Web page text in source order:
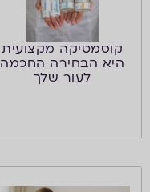
קוסמטיקה מקצועית
היא הבחירה החכמה
לעור שלך